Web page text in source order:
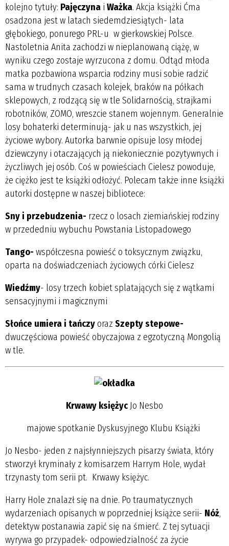
kolejno tytuły: Pajęczyna i Ważka. Akcja książki Ćma
osadzona jest w latach siedemdziesiątych- lata
głębokiego, ponurego PRL-u w gierkowskiej Polsce.
Nastoletnia Anita zachodzi w nieplanowaną ciążę, w
wyniku czego zostaje wyrzucona z domu. Odtąd młoda
matka pozbawiona wsparcia rodziny musi sobie radzić
sama w trudnych czasach kolejek, braków na półkach
sklepowych, z rodzącą się w tle Solidarnością, strajkami
robotników, ZOMO, wreszcie stanem wojennym. Generalnie
losy bohaterki determinują- jak u nas wszystkich, jej
życiowe wybory. Autorka barwnie opisuje losy młodej
dziewczyny i otaczających ją niekoniecznie pozytywnych i
życzliwych jej osób. Coś w powieściach Cielesz powoduje,
że ciężko jest te książki odłożyć. Polecam także inne książki
autorki dostępne w naszej bibliotece:
Sny i przebudzenia- rzecz o losach ziemiańskiej rodziny
w przededniu wybuchu Powstania Listopadowego
Tango- współczesna powieść o toksycznym związku,
oparta na doświadczeniach życiowych córki Cielesz
Wiedźmy- losy trzech kobiet splatających się z wątkami
sensacyjnymi i magicznymi
Słońce umiera i tańczyoraz Szepty stepowe-
dwuczęściowa powieść obyczajowa z egzotyczną Mongolią
w tle.
Krwawy księżyc Jo Nesbo
majowe spotkanie Dyskusyjnego Klubu Książki
Jo Nesbo- jeden z najsłynniejszych pisarzy świata, który
stworzył kryminały z komisarzem Harrym Hole, wydał
trzynasty tom serii pt. Krwawy księżyc.
Harry Hole znalazł się na dnie. Po traumatycznych
wydarzeniach opisanych w poprzedniej książce serii- Nóż,
detektyw postanawia zapić się na śmierć. Z tej sytuacji
wyrywa go przypadek- odpowiedzialność za życie